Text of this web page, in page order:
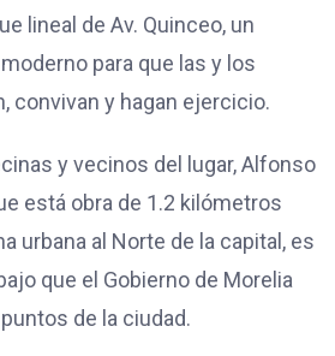
lineal de Av. Quinceo, un
para que las y los
convivan y hagan ejercicio.
y vecinos del lugar, Alfonso
está obra de 1.2 kilómetros
urbana al Norte de la capital, es
que el Gobierno de Morelia
de la ciudad.